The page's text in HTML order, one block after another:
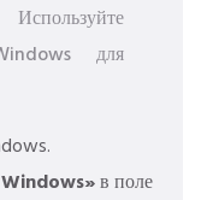
для
в поле